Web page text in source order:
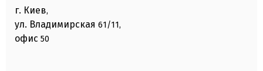
г. Киев,
ул. Владимирская 61/11,
офис 50